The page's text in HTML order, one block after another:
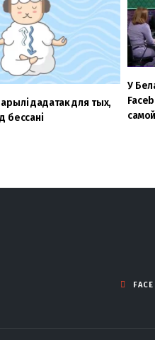
дадатак для тых,
бессані
У